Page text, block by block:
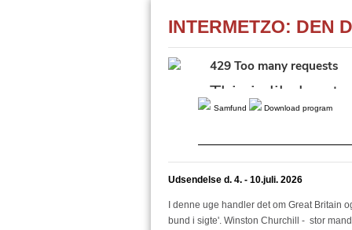
GODT NYTÅR HØRELSE SERIE:
MICHAEL FALCH - EN ROCKPOET
TAGE BAUMANN OG DEN TYSKE
STØT DEN2RADIO "REFORM I
INSPIRERENDE OVERGANGE TIL DEN 3.
INTERMETZO: DEN
Samfund Download program
Udsendelse d. 4. - 10.juli. 2026
I denne uge handler det om Great Britain
bund i sigte'. Winston Churchill - stor